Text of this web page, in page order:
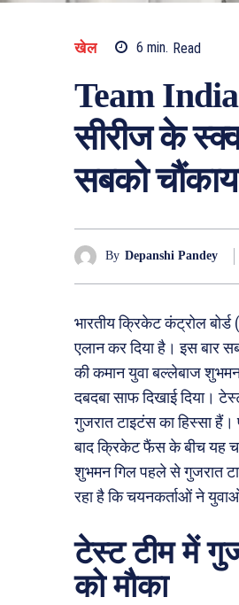
खेल 6 min. Read
Team
सीरीज के
सबको
By Depanshi Pandey
भारतीय क्रिकेट कंट्रोल
एलान कर दिया है। इस बार
की कमान युवा बल्लेबाज शुभमन
दबदबा साफ दिखाई दिया।
गुजरात टाइटंस का हिस्सा
बाद क्रिकेट फैंस के बीच यह
शुभमन गिल पहले से गुजरात
रहा है कि चयनकर्ताओं ने
टेस्ट टीम में
को मौका